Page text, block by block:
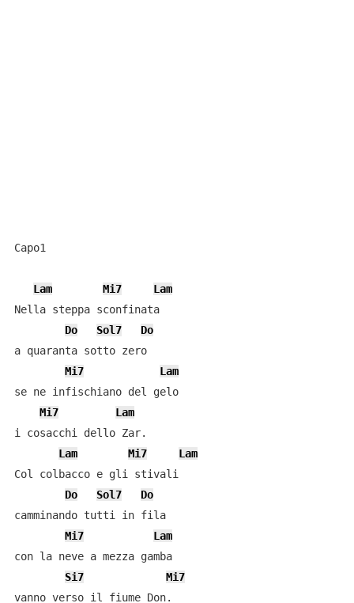
Capo1
Lam Mi7
Lam
Nella steppa sconfinata
Do
Sol7
Do
a quaranta sotto zero
Mi7
Lam
se ne infischiano del gelo
Mi7
Lam
i cosacchi dello Zar.
Lam
Mi7
Lam
Col colbacco e gli stivali
Do
Sol7
Do
camminando tutti in fila
Mi7
Lam
con la neve a mezza gamba
Si7
Mi7
vanno verso il fiume Don.